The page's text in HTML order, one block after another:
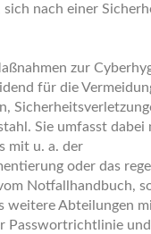
sich nach einer
zur
für die
Sie umfasst dabei
mit u. a. der
oder das
Notfallhandbuch,
weitere Abteilungen
Passwortrichtlinie